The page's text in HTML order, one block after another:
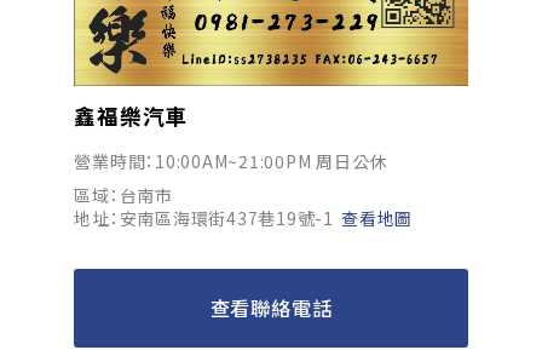
鑫福樂汽車
營業時間：10:00AM~21:00PM 周日公休
區域：台南市
地址：安南區海環街437巷19號-1 查看地圖
查看聯絡電話